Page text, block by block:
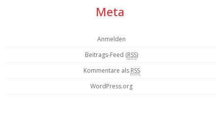
Meta
Anmelden
Beitrags-Feed (RSS)
Kommentare als RSS
WordPress.org